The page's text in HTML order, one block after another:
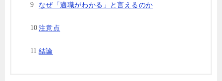
なぜ「適職がわかる」と言えるのか
注意点
結論